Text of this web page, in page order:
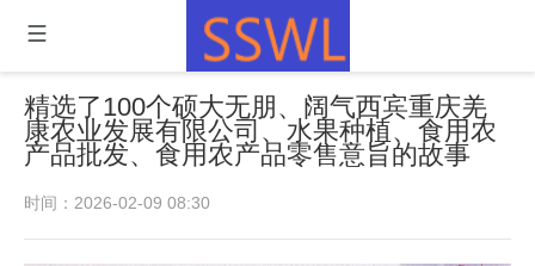
精选了100个硕大无朋、阔气西宾重庆羌
康农业发展有限公司、水果种植、食用农
产品批发、食用农产品零售意旨的故事
时间：2026-02-09 08:30